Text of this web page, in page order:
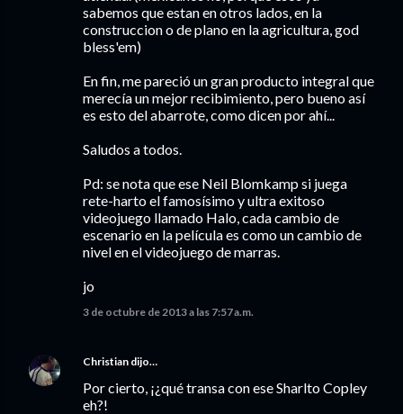
sabemos que estan en otros lados, en la
construccion o de plano en la agricultura, god
bless'em)
En fin, me pareció un gran producto integral que
merecía un mejor recibimiento, pero bueno así
es esto del abarrote, como dicen por ahí...
Saludos a todos.
Pd: se nota que ese Neil Blomkamp si juega
rete-harto el famosísimo y ultra exitoso
videojuego llamado Halo, cada cambio de
escenario en la película es como un cambio de
nivel en el videojuego de marras.
jo
3 de octubre de 2013 a las 7:57 a.m.
Christian dijo…
Por cierto, ¡¿qué transa con ese Sharlto Copley
eh?!